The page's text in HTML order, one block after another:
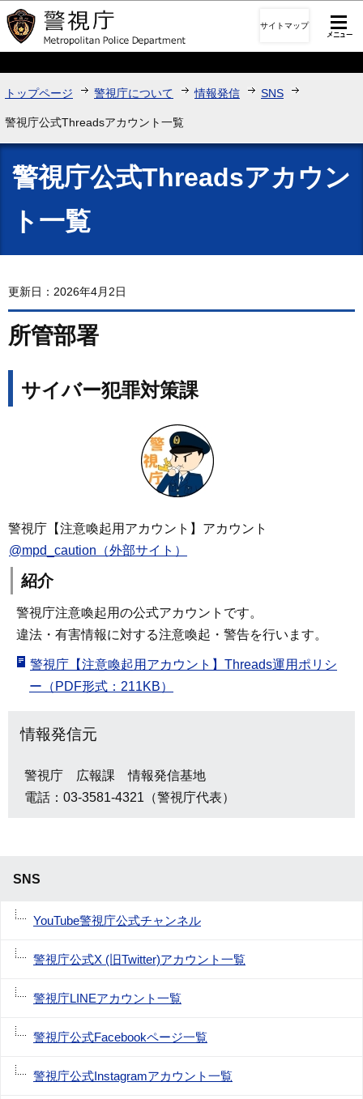
このページの本文へ移動
サイトマップ
トップページ 警視庁について 情報発信 SNS
警視庁公式Threadsアカウント一覧
警視庁公式Threadsアカウン
ト一覧
更新日：2026年4月2日
所管部署
サイバー犯罪対策課
警視庁【注意喚起用アカウント】アカウント
@mpd_caution（外部サイト）
紹介
警視庁注意喚起用の公式アカウントです。
違法・有害情報に対する注意喚起・警告を行います。
警視庁【注意喚起用アカウント】Threads運用ポリシ
ー（PDF形式：211KB）
情報発信元
警視庁 広報課 情報発信基地
電話：03-3581-4321（警視庁代表）
SNS
YouTube警視庁公式チャンネル
警視庁公式X (旧Twitter)アカウント一覧
警視庁LINEアカウント一覧
警視庁公式Facebookページ一覧
警視庁公式Instagramアカウント一覧